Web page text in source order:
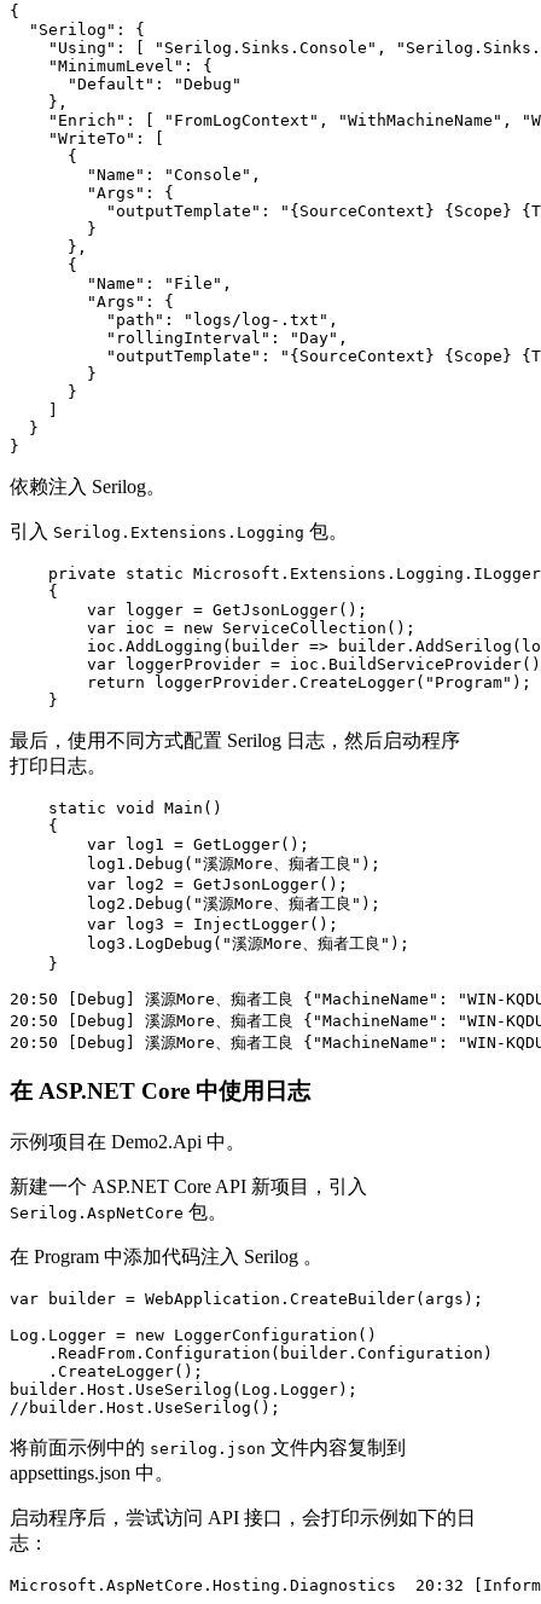
{
  "Serilog": {
"Using": [ "Serilog.Sinks.Console",
    "MinimumLevel": {
      "Default": "Debug"
    },
"Enrich": [ "FromLogContext", "WithMachineName",
    "WriteTo": [
      {
        "Name": "Console",
        "Args": {
"outputTemplate": "{SourceContext} {Scope}
        }
      },
      {
        "Name": "File",
        "Args": {
          "path": "logs/log-.txt",
          "rollingInterval": "Day",
"outputTemplate": "{SourceContext} {Scope}
        }
      }
    ]
  }
}
依赖注入 Serilog。
引入 Serilog.Extensions.Logging 包。
private static
    {
        var logger = GetJsonLogger();
        var ioc = new ServiceCollection();
ioc.AddLogging(builder =>
var loggerProvider =
        return loggerProvider.CreateLogger("Program");
    }
最后，使用不同方式配置 Serilog 日志，然后启动程序
打印日志。
    static void Main()
    {
        var log1 = GetLogger();
        log1.Debug("溪源More、痴者工良");
        var log2 = GetJsonLogger();
        log2.Debug("溪源More、痴者工良");
        var log3 = InjectLogger();
        log3.LogDebug("溪源More、痴者工良");
    }
20:50 [Debug] 溪源More、痴者工良 {"MachineName": "WIN-
20:50 [Debug] 溪源More、痴者工良 {"MachineName": "WIN-
20:50 [Debug] 溪源More、痴者工良 {"MachineName": "WIN-
在 ASP.NET Core 中使用日志
示例项目在 Demo2.Api 中。
新建一个 ASP.NET Core API 新项目，引入
Serilog.AspNetCore 包。
在 Program 中添加代码注入 Serilog 。
var builder = WebApplication.CreateBuilder(args);
Log.Logger = new LoggerConfiguration()
    .ReadFrom.Configuration(builder.Configuration)
    .CreateLogger();
builder.Host.UseSerilog(Log.Logger);
//builder.Host.UseSerilog();
将前面示例中的 serilog.json 文件内容复制到
appsettings.json 中。
启动程序后，尝试访问 API 接口，会打印示例如下的日
志：
Microsoft.AspNetCore.Hosting.Diagnostics  20:32